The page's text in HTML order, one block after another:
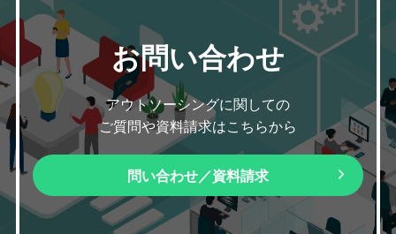
お問い合わせ
アウトソーシングに関しての
ご質問や資料請求はこちらから
問い合わせ／資料請求